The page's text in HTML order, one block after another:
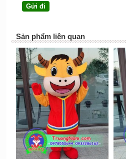
Sản phẩm liên quan